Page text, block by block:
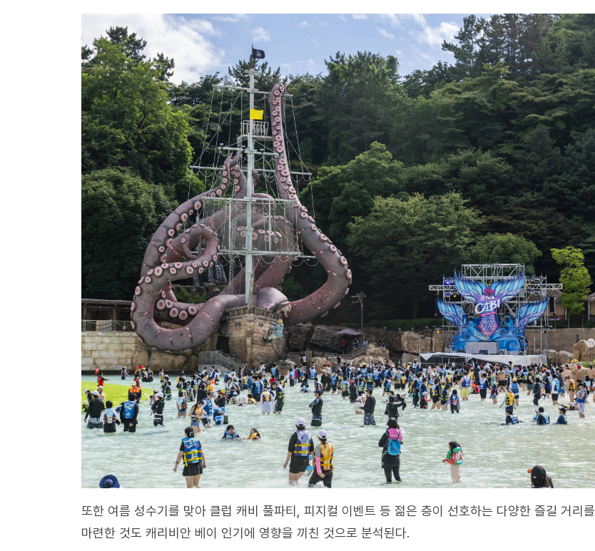
또한 여름 성수기를 맞아 클럽 캐비 풀파티, 피지컬 이벤트 등 젊은 층이 선호하는 다양한 즐길 거리를
마련한 것도 캐리비안 베이 인기에 영향을 끼친 것으로 분석된다.